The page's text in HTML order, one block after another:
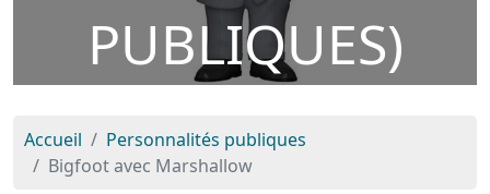
PUBLIQUES)
Accueil
Personnalités publiques
Bigfoot avec Marshallow